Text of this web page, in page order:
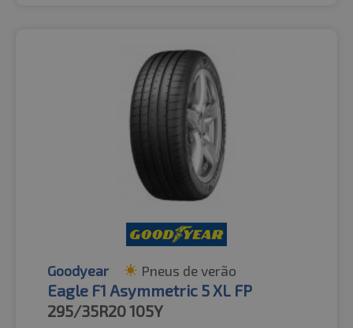
Goodyear Pneus de verão
Eagle F1 Asymmetric 5 XL FP
295/35R20105Y